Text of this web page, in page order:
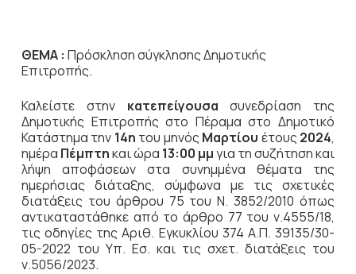
ΘΕΜΑ : Πρόσκληση σύγκλησης Δημοτικής
Επιτροπής.
Καλείστε στην κατεπείγουσα συνεδρίαση της
Δημοτικής Επιτροπής στο Πέραμα στο Δημοτικό
Κατάστημα την 14η του μηνός Μαρτίου έτους 2024,
ημέρα Πέμπτηκαι ώρα 13:00 μμγια τη συζήτηση και
λήψη αποφάσεων στα συνημμένα θέματα της
ημερήσιας διάταξης, σύμφωνα με τις σχετικές
διατάξεις του άρθρου 75 του Ν. 3852/2010 όπως
αντικαταστάθηκε από το άρθρο 77 του ν.4555/18,
τις οδηγίες της Αριθ. Εγκυκλίου 374 Α.Π. 39135/30-
05-2022 του Υπ. Εσ. και τις σχετ. διατάξεις του
ν.5056/2023.